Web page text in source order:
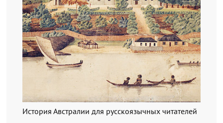
История Австралии для русскоязычных читателей